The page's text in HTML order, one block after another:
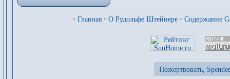
· Главная · О Рудольфе Штейнере · Содержание
Пожертвовать,